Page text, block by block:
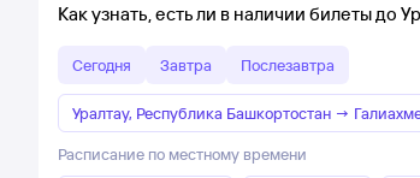
Как узнать, есть ли в наличии билеты до
Сегодня Завтра Послезавтра
Уралтау, Республика Башкортостан →
Расписание по местному времени